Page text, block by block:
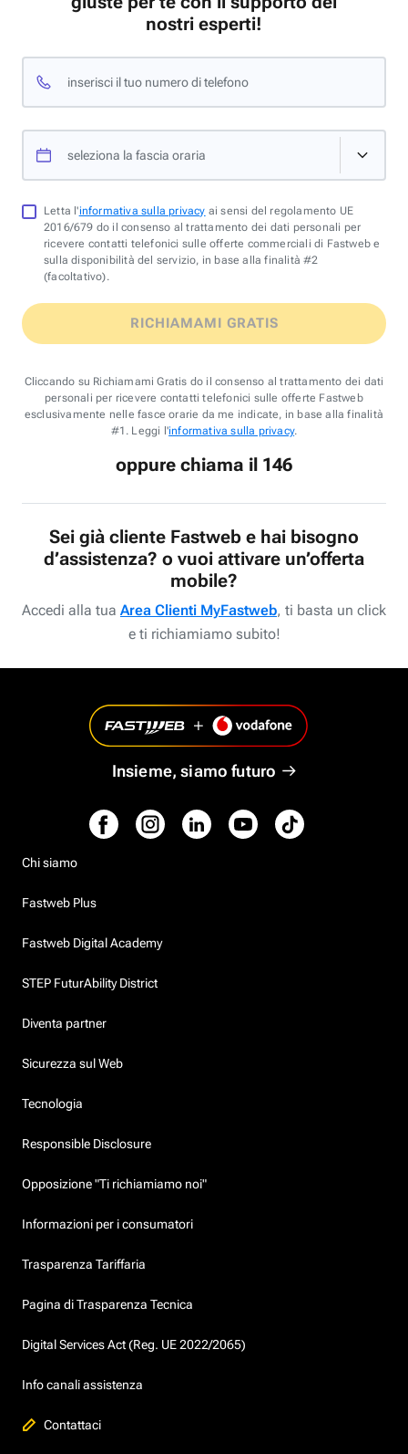
nostri esperti!
inserisci il tuo numero di telefono
seleziona la fascia oraria
Letta l'informativa sulla privacy ai sensi del regolamento UE
2016/679 do il consenso al trattamento dei dati personali per
ricevere contatti telefonici sulle offerte commerciali di Fastweb e
sulla disponibilità del servizio, in base alla finalità #2
(facoltativo).
RICHIAMAMI GRATIS
Cliccando su Richiamami Gratis do il consenso al trattamento dei dati
personali per ricevere contatti telefonici sulle offerte Fastweb
esclusivamente nelle fasce orarie da me indicate, in base alla finalità
#1. Leggi l'informativa sulla privacy.
oppure chiama il 146
Sei già cliente Fastweb e hai bisogno
d’assistenza? o vuoi attivare un’offerta
mobile?
Accedi alla tua Area Clienti MyFastweb, ti basta un click
e ti richiamiamo subito!
Insieme, siamo futuro
Chi siamo
Fastweb Plus
Fastweb Digital Academy
STEP FuturAbility District
Diventa partner
Sicurezza sul Web
Tecnologia
Responsible Disclosure
Opposizione "Ti richiamiamo noi"
Informazioni per i consumatori
Trasparenza Tariffaria
Pagina di Trasparenza Tecnica
Digital Services Act (Reg. UE 2022/2065)
Info canali assistenza
Contattaci